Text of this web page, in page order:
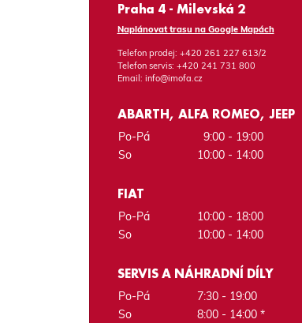
Praha 4 - Milevská 2
Naplánovat trasu na Google Mapách
Telefon prodej: +420 261 227 613/2
Telefon servis: +420 241 731 800
Email: info@imofa.cz
ABARTH, ALFA ROMEO, JEEP
Po-Pá
9:00 - 19:00
So
10:00 - 14:00
FIAT
Po-Pá
10:00 - 18:00
So
10:00 - 14:00
SERVIS A NÁHRADNÍ DÍLY
Po-Pá
7:30 - 19:00
So
8:00 - 14:00 *